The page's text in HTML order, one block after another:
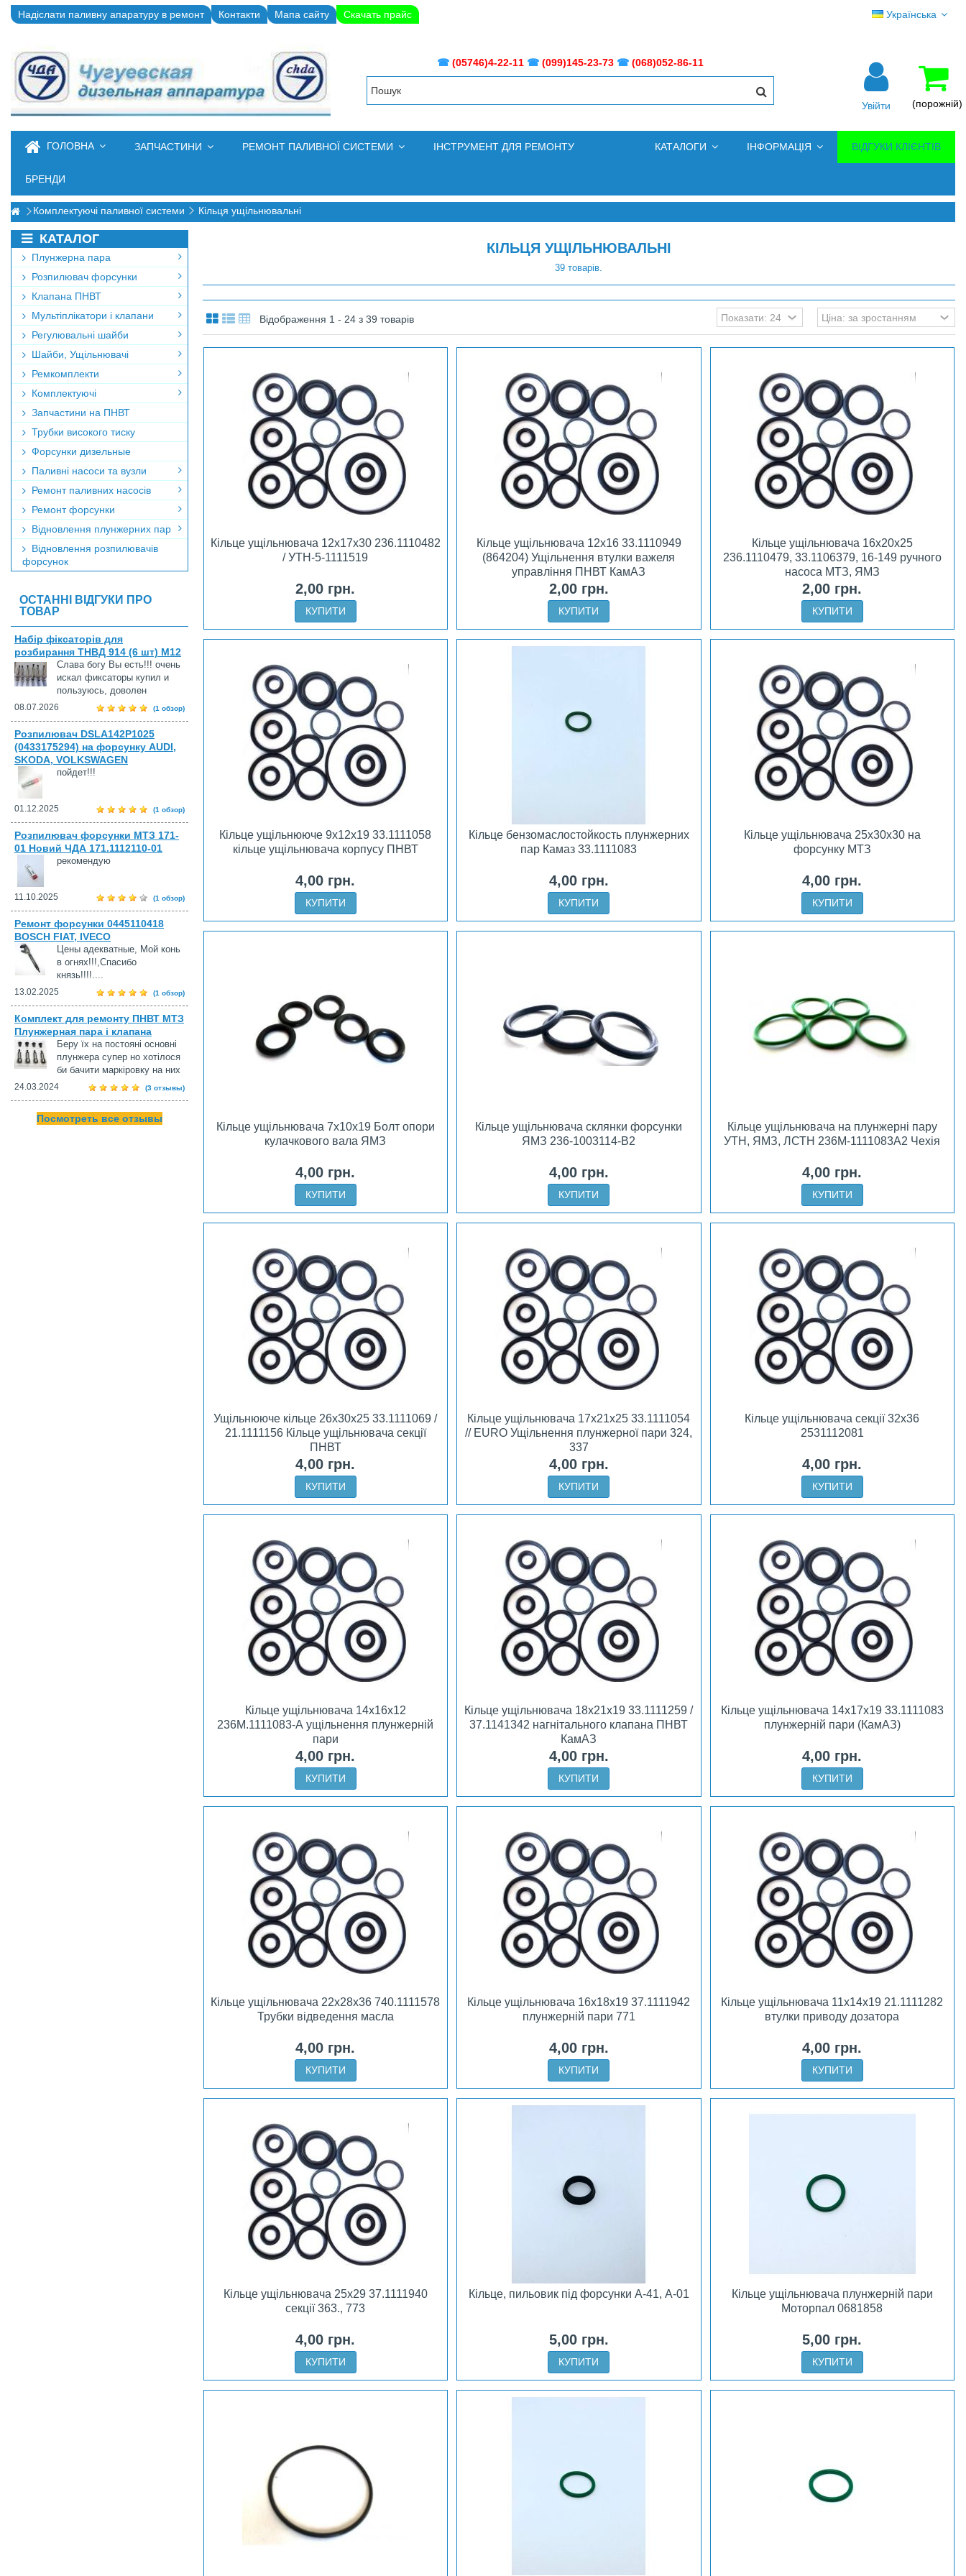
Українська
Надіслати паливну апаратуру в ремонт Контакти Мапа сайту Скачать прайс
☎ (05746)4-22-11 ☎ (099)145-23-73 ☎ (068)052-86-11
(порожній)
Увійти
ГОЛОВНА ЗАПЧАСТИНИ РЕМОНТ ПАЛИВНОЇ СИСТЕМИ ІНСТРУМЕНТ ДЛЯ РЕМОНТУ ВІДГУКИ КЛІЄНТІВ
ІНФОРМАЦІЯ
КАТАЛОГИ
БРЕНДИ
Комплектуючі паливної системи Кільця ущільнювальні
КІЛЬЦЯ УЩІЛЬНЮВАЛЬНІ
39 товарів.
Відображення 1 - 24 з 39 товарів
Кільце ущільнювача 12х17х30 236.1110482
/ УТН-5-1111519
2,00 грн.
КУПИТИ
Кільце ущільнювача 12х16 33.1110949
(864204) Ущільнення втулки важеля
управління ПНВТ КамАЗ
2,00 грн.
КУПИТИ
Кільце ущільнювача 16х20х25
236.1110479, 33.1106379, 16-149 ручного
насоса МТЗ, ЯМЗ
2,00 грн.
КУПИТИ
Кільце ущільнююче 9х12х19 33.1111058
кільце ущільнювача корпусу ПНВТ
4,00 грн.
КУПИТИ
Кільце бензомаслостойкость плунжерних
пар Камаз 33.1111083
4,00 грн.
КУПИТИ
Кільце ущільнювача 25х30х30 на
форсунку МТЗ
4,00 грн.
КУПИТИ
Кільце ущільнювача 7х10х19 Болт опори
кулачкового вала ЯМЗ
4,00 грн.
КУПИТИ
Кільце ущільнювача склянки форсунки
ЯМЗ 236-1003114-В2
4,00 грн.
КУПИТИ
Кільце ущільнювача на плунжерні пару
УТН, ЯМЗ, ЛСТН 236М-1111083А2 Чехія
4,00 грн.
КУПИТИ
Ущільнююче кільце 26х30х25 33.1111069 /
21.1111156 Кільце ущільнювача секції
ПНВТ
4,00 грн.
КУПИТИ
Кільце ущільнювача 17х21х25 33.1111054
// EURO Ущільнення плунжерної пари 324,
337
4,00 грн.
КУПИТИ
Кільце ущільнювача секції 32х36
2531112081
4,00 грн.
КУПИТИ
Кільце ущільнювача 14х16х12
236М.1111083-А ущільнення плунжерній
пари
4,00 грн.
КУПИТИ
Кільце ущільнювача 18х21х19 33.1111259 /
37.1141342 нагнітального клапана ПНВТ
КамАЗ
4,00 грн.
КУПИТИ
Кільце ущільнювача 14х17х19 33.1111083
плунжерній пари (КамАЗ)
4,00 грн.
КУПИТИ
Кільце ущільнювача 22х28х36 740.1111578
Трубки відведення масла
4,00 грн.
КУПИТИ
Кільце ущільнювача 16х18х19 37.1111942
плунжерній пари 771
4,00 грн.
КУПИТИ
Кільце ущільнювача 11х14х19 21.1111282
втулки приводу дозатора
4,00 грн.
КУПИТИ
Кільце ущільнювача 25х29 37.1111940
секції 363., 773
4,00 грн.
КУПИТИ
Кільце, пильовик під форсунки А-41, А-01
5,00 грн.
КУПИТИ
Кільце ущільнювача плунжерній пари
Моторпал 0681858
5,00 грн.
КУПИТИ
КАТАЛОГ
Плунжерна пара
Розпилювач форсунки
Клапана ПНВТ
Мультіплікатори і клапани
Регулювальні шайби
Шайби, Ущільнювачі
Ремкомплекти
Комплектуючі
Запчастини на ПНВТ
Трубки високого тиску
Форсунки дизельные
Паливні насоси та вузли
Ремонт паливних насосів
Ремонт форсунки
Відновлення плунжерних пар
Відновлення розпилювачів
форсунок
ОСТАННІ ВІДГУКИ ПРО
ТОВАР
Набір фіксаторів для
розбирання ТНВД 914 (6 шт) М12
Слава богу Вы есть!!! очень
искал фиксаторы купил и
пользуюсь, доволен
08.07.2026 (1 обзор)
Розпилювач DSLA142P1025
(0433175294) на форсунку AUDI,
SKODA, VOLKSWAGEN
пойдет!!!
01.12.2025 (1 обзор)
Розпилювач форсунки МТЗ 171-
01 Новий ЧДА 171.1112110-01
рекомендую
11.10.2025 (1 обзор)
Ремонт форсунки 0445110418
BOSCH FIAT, IVECO
Цены адекватные, Мой конь
в огнях!!!,Спасибо
князь!!!!....
13.02.2025 (1 обзор)
Комплект для ремонту ПНВТ МТЗ
Плунжерная пара і клапана
Беру їх на постояні основні
плунжера супер но хотілося
би бачити маркіровку на них
24.03.2024 (3 отзывы)
Посмотреть все отзывы